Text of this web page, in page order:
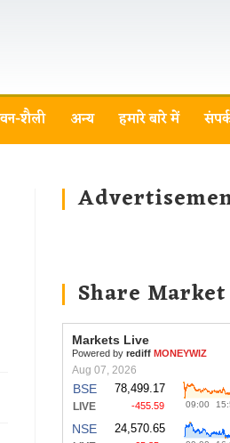
शैली अन्य हमारे बारे में
Share Market